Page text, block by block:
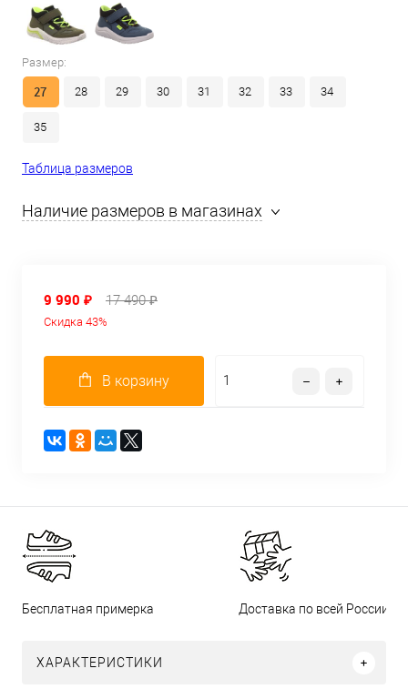
Размер:
27 28 29 30 31 32 33 34
35
Таблица размеров
Наличие размеров в магазинах
9 990 ₽ 17 490 ₽
Скидка 43%
В корзину
Бесплатная примерка Доставка по всей России
ХАРАКТЕРИСТИКИ